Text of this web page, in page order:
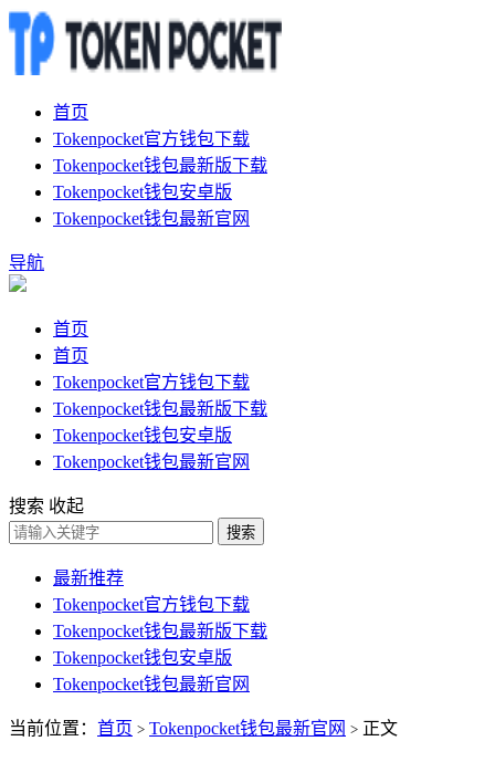
首页
Tokenpocket官方钱包下载
Tokenpocket钱包最新版下载
Tokenpocket钱包安卓版
Tokenpocket钱包最新官网
导航
首页
首页
Tokenpocket官方钱包下载
Tokenpocket钱包最新版下载
Tokenpocket钱包安卓版
Tokenpocket钱包最新官网
搜索 收起
搜索
最新推荐
Tokenpocket官方钱包下载
Tokenpocket钱包最新版下载
Tokenpocket钱包安卓版
Tokenpocket钱包最新官网
当前位置： 首页 > Tokenpocket钱包最新官网 > 正文